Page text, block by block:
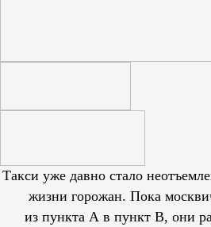
Такси уже давно стало
жизни горожан. Пока
из пункта А в пункт В, они